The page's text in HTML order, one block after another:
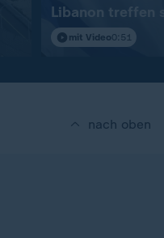
Libanon treffen
in Rom
mit Video0:51
nach oben